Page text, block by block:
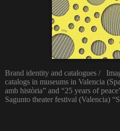
Brand identity and catalogues /
catalogs in museums in Valencia
amb història” and “25 years of
Sagunto theater festival (Valencia)